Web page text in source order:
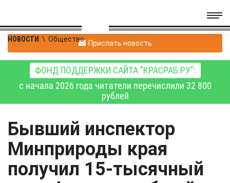
НОВОСТИ \ Общество Прислать новость
ФОНД ПОДДЕРЖКИ САЙТА "КРАСРАБ.РУ":
с начала 2026 года читатели перечислили 32 800
рублей
Бывший инспектор
Минприроды края
получил 15-тысячный